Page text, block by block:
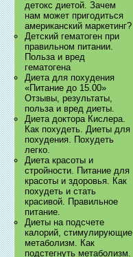
детокс диетой. Зачем
нам может пригодиться
американский маркетинг?
Детский гематоген при
правильном питании.
Польза и вред
гематогена
Диета для похудения
«Питание до 15.00»
Отзывы, результаты,
польза и вред диеты.
Диета доктора Кислера.
Как похудеть. Диеты для
похудения. Похудеть
легко.
Диета красоты и
стройности. Питание для
красоты и здоровья. Как
похудеть и стать
красивой. Правильное
питание.
Диеты на подсчете
калорий, стимулирующие
метаболизм. Как
подстегнуть метаболизм.